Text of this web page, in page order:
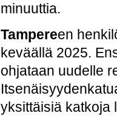
minuuttia.
Tampereen
keväällä 2025.
ohjataan uudelle
yksittäisiä katkoja